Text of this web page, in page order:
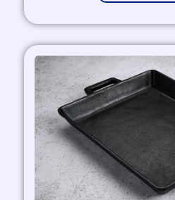
السعر
الأصلي
هو:
1.800,00 EGP.
السعر
الحالي
هو:
1.530,00 EGP.